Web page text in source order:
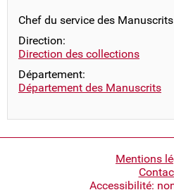
Chef du service des
Direction:
Direction des collections
Département:
Département des Manuscrits
Mentions
Accessibilité: